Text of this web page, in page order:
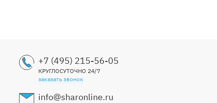
+7 (495) 215-56-05
КРУГЛОСУТОЧНО 24/7
заказать звонок
info@sharonline.ru